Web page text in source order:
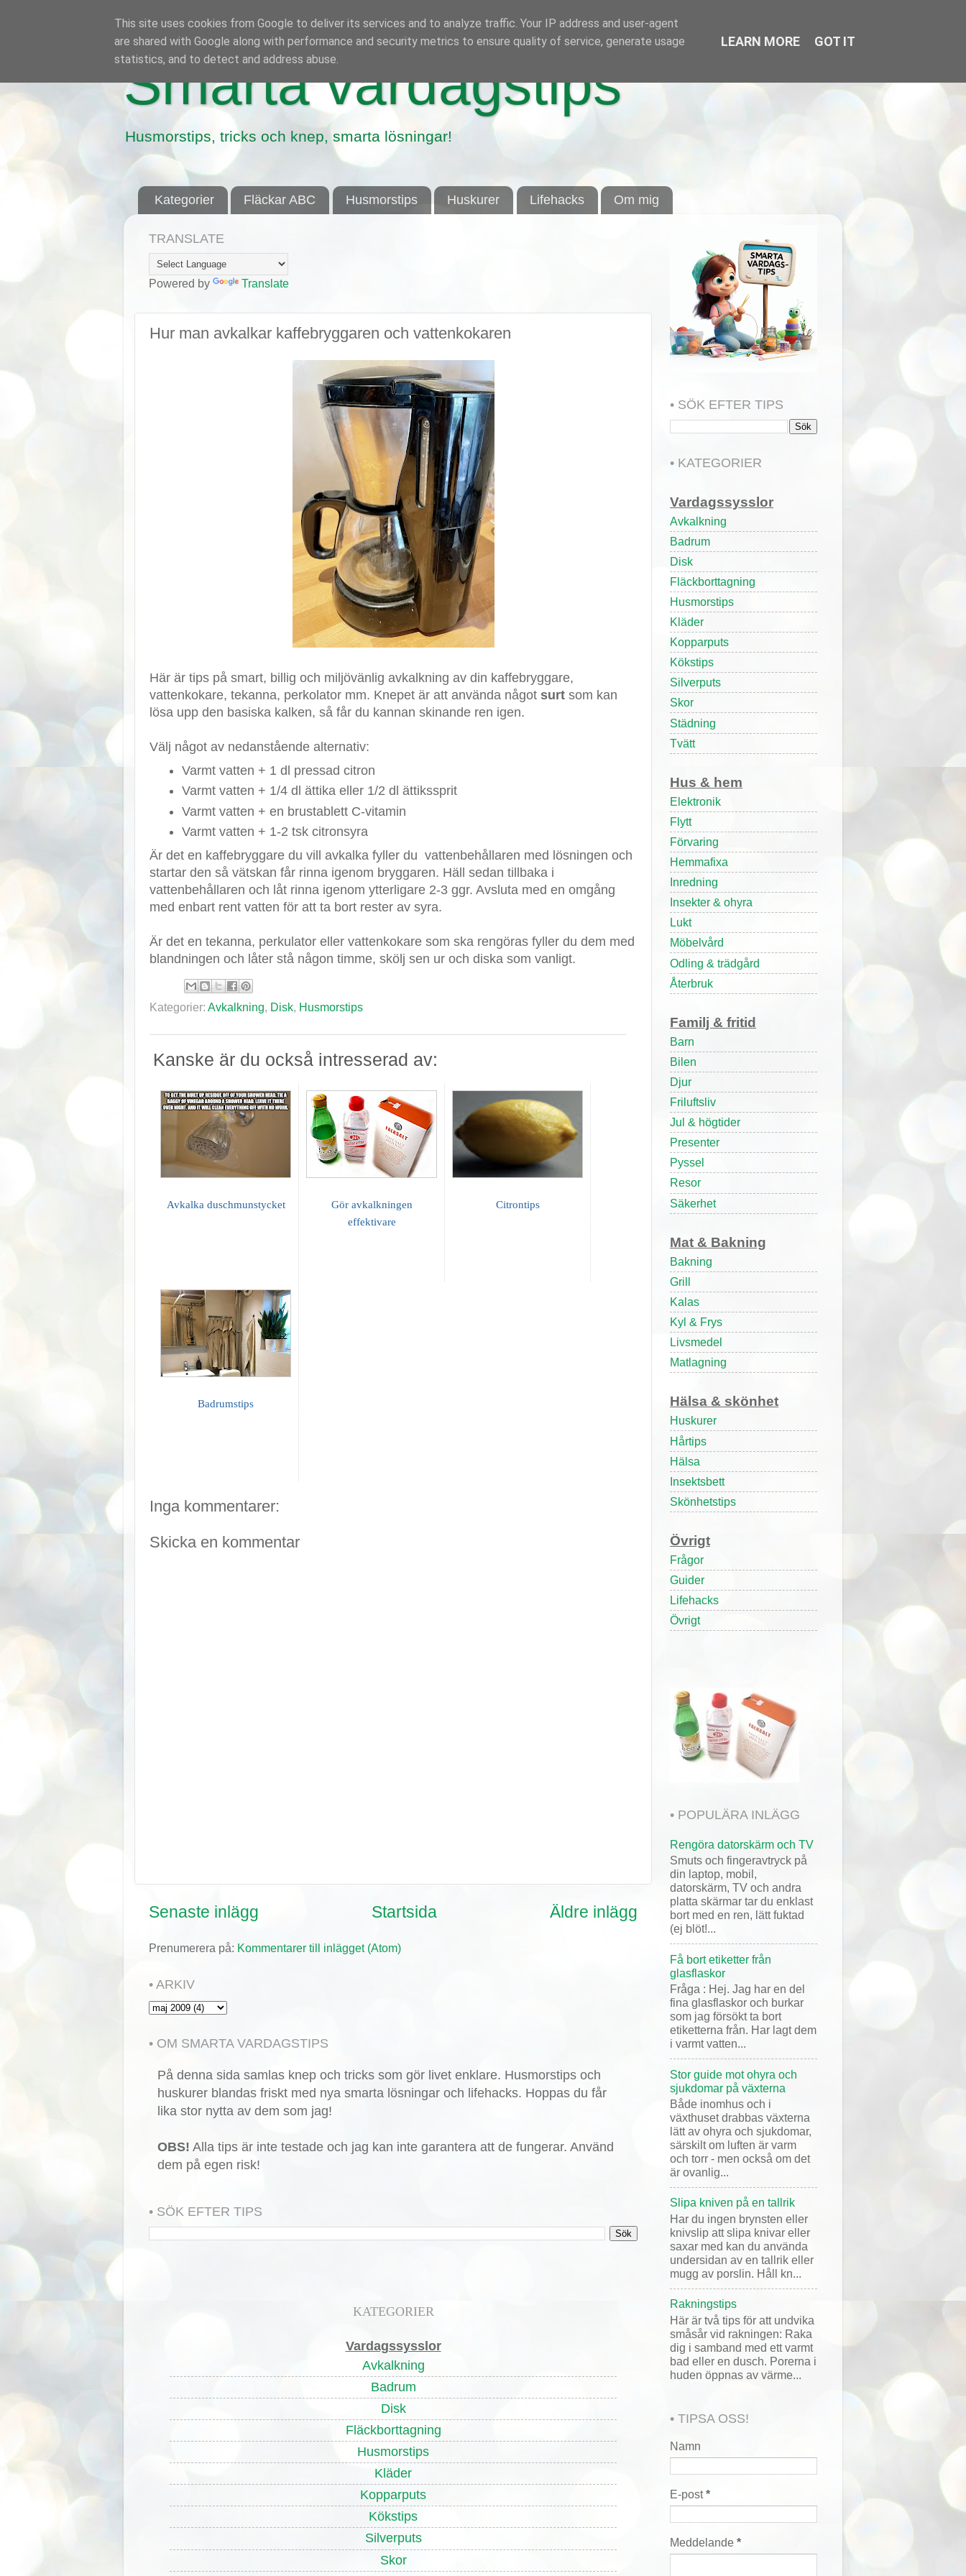
Smarta vardagstips
Husmorstips, tricks och knep, smarta lösningar!
Kategorier Fläckar ABC Husmorstips Huskurer Lifehacks Om mig
TRANSLATE
Powered by Translate
Hur man avkalkar kaffebryggaren och vattenkokaren
Här är tips på smart, billig och miljövänlig avkalkning av din kaffebryggare,
vattenkokare, tekanna, perkolator mm. Knepet är att använda något surt som kan
lösa upp den basiska kalken, så får du kannan skinande ren igen.
Välj något av nedanstående alternativ:
Varmt vatten + 1 dl pressad citron
Varmt vatten + 1/4 dl ättika eller 1/2 dl ättikssprit
Varmt vatten + en brustablett C-vitamin
Varmt vatten + 1-2 tsk citronsyra
Är det en kaffebryggare du vill avkalka fyller du vattenbehållaren med lösningen och
startar den så vätskan får rinna igenom bryggaren. Häll sedan tillbaka i
vattenbehållaren och låt rinna igenom ytterligare 2-3 ggr. Avsluta med en omgång
med enbart rent vatten för att ta bort rester av syra.
Är det en tekanna, perkulator eller vattenkokare som ska rengöras fyller du dem med
blandningen och låter stå någon timme, skölj sen ur och diska som vanligt.
Kategorier: Avkalkning, Disk, Husmorstips
Kanske är du också intresserad av:
Avkalka duschmunstycket
Gör avkalkningen
effektivare
Citrontips
Badrumstips
Inga kommentarer:
Skicka en kommentar
Senaste inlägg Äldre inlägg
Startsida
Prenumerera på: Kommentarer till inlägget (Atom)
• ARKIV
• OM SMARTA VARDAGSTIPS
På denna sida samlas knep och tricks som gör livet enklare. Husmorstips och
huskurer blandas friskt med nya smarta lösningar och lifehacks. Hoppas du får
lika stor nytta av dem som jag!
OBS! Alla tips är inte testade och jag kan inte garantera att de fungerar. Använd
dem på egen risk!
• SÖK EFTER TIPS
KATEGORIER
Vardagssysslor
Avkalkning
Badrum
Disk
Fläckborttagning
Husmorstips
Kläder
Kopparputs
Kökstips
Silverputs
Skor
• SÖK EFTER TIPS
• KATEGORIER
Vardagssysslor
Avkalkning
Badrum
Disk
Fläckborttagning
Husmorstips
Kläder
Kopparputs
Kökstips
Silverputs
Skor
Städning
Tvätt
Hus & hem
Elektronik
Flytt
Förvaring
Hemmafixa
Inredning
Insekter & ohyra
Lukt
Möbelvård
Odling & trädgård
Återbruk
Familj & fritid
Barn
Bilen
Djur
Friluftsliv
Jul & högtider
Presenter
Pyssel
Resor
Säkerhet
Mat & Bakning
Bakning
Grill
Kalas
Kyl & Frys
Livsmedel
Matlagning
Hälsa & skönhet
Huskurer
Hårtips
Hälsa
Insektsbett
Skönhetstips
Övrigt
Frågor
Guider
Lifehacks
Övrigt
• POPULÄRA INLÄGG
Rengöra datorskärm och TV
Smuts och fingeravtryck på
din laptop, mobil,
datorskärm, TV och andra
platta skärmar tar du enklast
bort med en ren, lätt fuktad
(ej blöt!...
Få bort etiketter från
glasflaskor
Fråga : Hej. Jag har en del
fina glasflaskor och burkar
som jag försökt ta bort
etiketterna från. Har lagt dem
i varmt vatten...
Stor guide mot ohyra och
sjukdomar på växterna
Både inomhus och i
växthuset drabbas växterna
lätt av ohyra och sjukdomar,
särskilt om luften är varm
och torr - men också om det
är ovanlig...
Slipa kniven på en tallrik
Har du ingen brynsten eller
knivslip att slipa knivar eller
saxar med kan du använda
undersidan av en tallrik eller
mugg av porslin. Håll kn...
Rakningstips
Här är två tips för att undvika
småsår vid rakningen: Raka
dig i samband med ett varmt
bad eller en dusch. Porerna i
huden öppnas av värme...
• TIPSA OSS!
Namn
E-post*
Meddelande *
This site uses cookies from Google to deliver its services and to analyze traffic. Your IP address and user-agent
are shared with Google along with performance and security metrics to ensure quality of service, generate usage
statistics, and to detect and address abuse.
LEARN MORE GOT IT